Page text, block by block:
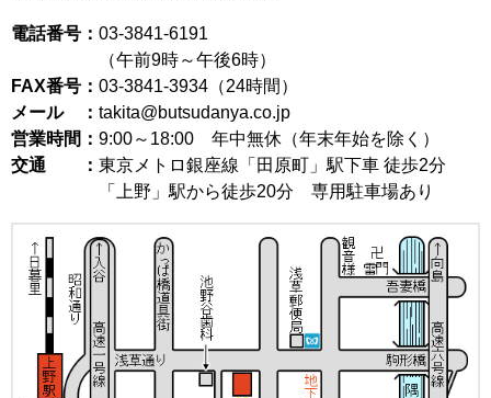
電話番号： 03-3841-6191
（午前9時～午後6時）
FAX番号： 03-3841-3934（24時間）
メール ： takita@butsudanya.co.jp
営業時間： 9:00～18:00 年中無休（年末年始を除く）
交通 ： 東京メトロ銀座線「田原町」駅下車 徒歩2分
「上野」駅から徒歩20分 専用駐車場あり